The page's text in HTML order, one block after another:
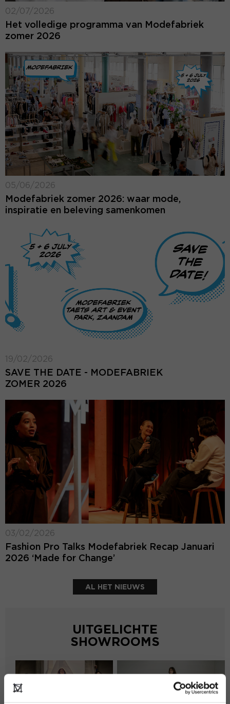
02/07/2026
Het volledige programma van Modefabriek
zomer 2026
05/06/2026
Modefabriek zomer 2026: waar mode,
inspiratie en beleving samenkomen
19/02/2026
SAVE THE DATE - MODEFABRIEK
ZOMER 2026
03/02/2026
Fashion Pro Talks Modefabriek Recap Januari
2026 ‘Made for Change’
AL HET NIEUWS
UITGELICHTE
SHOWROOMS